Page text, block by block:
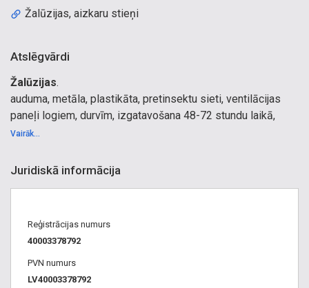
Žalūzijas, aizkaru stieņi
Atslēgvārdi
Žalūzijas.
auduma, metāla, plastikāta, pretinsektu sieti, ventilācijas
paneļi logiem, durvīm, izgatavošana 48-72 stundu laikā,
ražošana, tirdzniecība, pretinsektu tīkli, moskītu tīkli, tīkls,
žalūzijas, DUCO produkti – ventilācijas sistēmas, žalūzijas,
Žalūzijas Centrs
Vairāk...
Juridiskā informācija
Reģistrācijas numurs
40003378792
PVN numurs
LV40003378792